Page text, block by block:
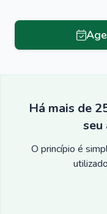
Há mais de
seu
O princípio é